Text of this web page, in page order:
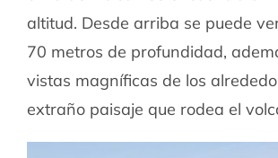
altitud. Desde arriba se puede
70 metros de profundidad,
vistas magníficas de los
extraño paisaje que rodea el